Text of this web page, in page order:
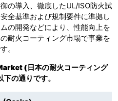
の導入、徹底したUL/ISO防火試
全基準および規制要件に準拠し
の開発などにより、性能向上を
耐火コーティング市場で事業を
。
(日本の耐火コーティング
の通りです。